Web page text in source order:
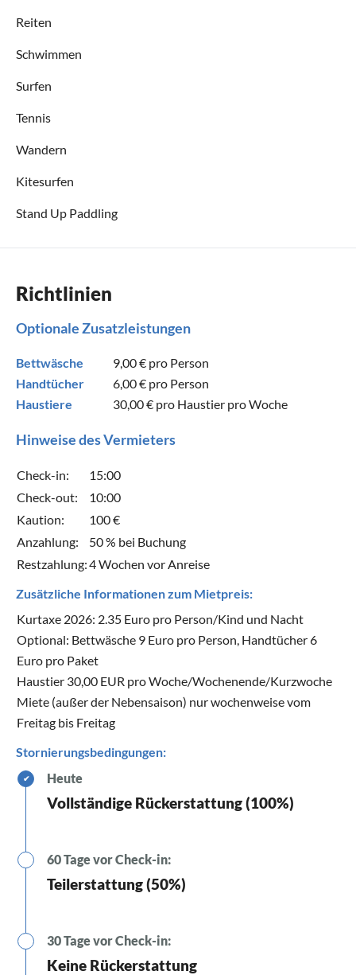
Reiten
Schwimmen
Surfen
Tennis
Wandern
Kitesurfen
Stand Up Paddling
Richtlinien
Optionale Zusatzleistungen
Bettwäsche 9,00 € pro Person
Handtücher
6,00 € pro Person
Haustiere
30,00 € pro Haustier pro Woche
Hinweise des Vermieters
Check-in:
15:00
Check-out:
10:00
Kaution:
100 €
Anzahlung:
50 % bei Buchung
Restzahlung:4 Wochen vor Anreise
Zusätzliche Informationen zum Mietpreis:
Kurtaxe 2026: 2.35 Euro pro Person/Kind und Nacht
Optional: Bettwäsche 9 Euro pro Person, Handtücher 6
Euro pro Paket
Haustier 30,00 EUR pro Woche/Wochenende/Kurzwoche
Miete (außer der Nebensaison) nur wochenweise vom
Freitag bis Freitag
Stornierungsbedingungen:
✔ Heute
Vollständige Rückerstattung (100%)
60 Tage vor Check-in:
Teilerstattung (50%)
30 Tage vor Check-in:
Keine Rückerstattung